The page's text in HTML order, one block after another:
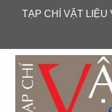
TẠP CHÍ VẬT LIỆU